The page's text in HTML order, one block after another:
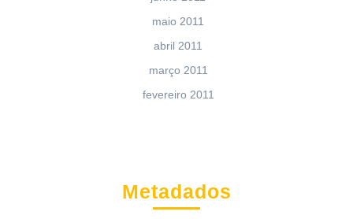
maio 2011
abril 2011
março 2011
fevereiro 2011
Metadados